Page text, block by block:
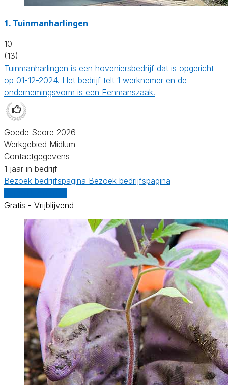
1. Tuinmanharlingen
10
(13)
Tuinmanharlingen is een hoveniersbedrijf dat is opgericht
op 01-12-2024. Het bedrijf telt 1 werknemer en de
ondernemingsvorm is een Eenmanszaak.
Goede Score 2026
Werkgebied Midlum
Contactgegevens
1 jaar in bedrijf
Bezoek bedrijfspagina Bezoek bedrijfspagina
Gratis - Vrijblijvend